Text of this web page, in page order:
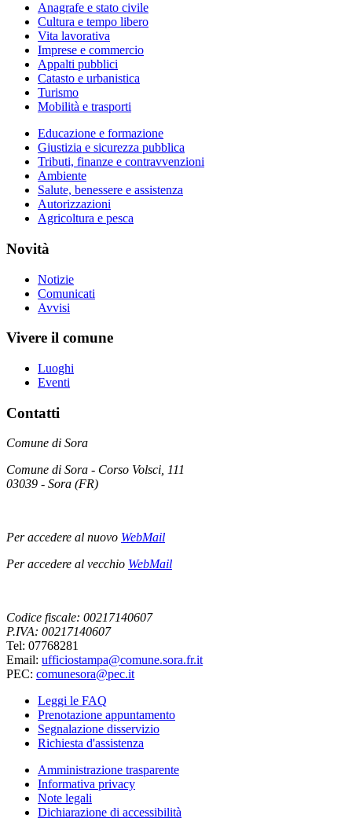
Anagrafe e stato civile
Cultura e tempo libero
Vita lavorativa
Imprese e commercio
Appalti pubblici
Catasto e urbanistica
Turismo
Mobilità e trasporti
Educazione e formazione
Giustizia e sicurezza pubblica
Tributi, finanze e contravvenzioni
Ambiente
Salute, benessere e assistenza
Autorizzazioni
Agricoltura e pesca
Novità
Notizie
Comunicati
Avvisi
Vivere il comune
Luoghi
Eventi
Contatti
Comune di Sora
Comune di Sora - Corso Volsci, 111
03039 - Sora (FR)
Per accedere al nuovo WebMail
Per accedere al vecchio WebMail
Codice fiscale: 00217140607
P.IVA: 00217140607
Tel: 07768281
Email: ufficiostampa@comune.sora.fr.it
PEC: comunesora@pec.it
Leggi le FAQ
Prenotazione appuntamento
Segnalazione disservizio
Richiesta d'assistenza
Amministrazione trasparente
Informativa privacy
Note legali
Dichiarazione di accessibilità